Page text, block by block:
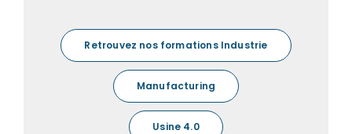
Retrouvez nos formations Industrie
Manufacturing
Usine 4.0